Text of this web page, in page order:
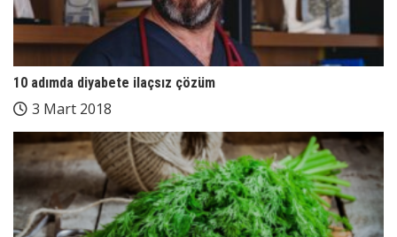
10 adımda diyabete ilaçsız çözüm
3 Mart 2018